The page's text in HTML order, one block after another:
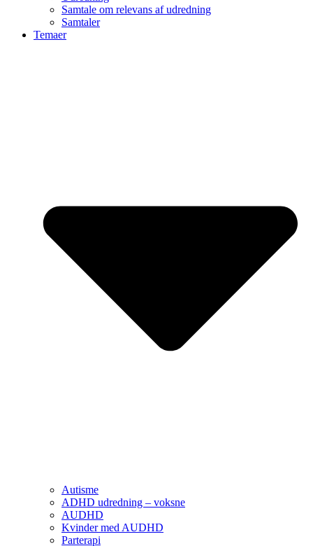
Samtale om relevans af udredning
Samtaler
Temaer
Autisme
ADHD udredning – voksne
AUDHD
Kvinder med AUDHD
Parterapi